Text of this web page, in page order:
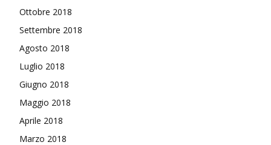
Ottobre 2018
Settembre 2018
Agosto 2018
Luglio 2018
Giugno 2018
Maggio 2018
Aprile 2018
Marzo 2018